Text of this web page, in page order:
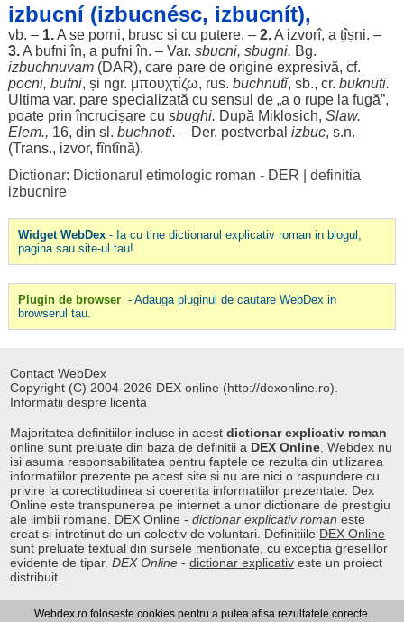
izbucní (izbucnésc, izbucnít),
vb. – 1.A se porni, bruscși cu putere. – 2.A izvorî, a țîșni. –
3.A bufni în, a pufni în. – Var. sbucni, sbugni. Bg.
izbuchnuvam(DAR), care pare de origine expresivă, cf.
pocni, bufni, și ngr. μπουχτίζω, rus. buchnutĭ, sb., cr. buknuti.
Ultima var. pare specializată cu sensul de „a o rupela fugă”,
poateprinîncrucișarecu sbughi. După Miklosich, Slaw.
Elem., 16, din sl. buchnoti. – Der. postverbal izbuc, s.n.
(Trans., izvor, fîntînă).
Dictionar: Dictionarul etimologic roman - DER
definitia
izbucnire
Widget WebDex- Ia cu tine dictionarul explicativ roman in blogul,
pagina sau site-ul tau!
Plugin de browser - Adauga pluginul de cautare WebDex in
browserul tau.
Contact WebDex
Copyright (C) 2004-2026 DEX online (http://dexonline.ro).
Informatii despre licenta
Majoritatea definitiilor incluse in acestdictionar explicativ roman
online sunt preluate din baza de definitii a DEX Online . Webdex nu
isi asuma responsabilitatea pentru faptele ce rezulta din utilizarea
informatiilor prezente pe acest site si nu are nici o raspundere cu
privire la corectitudinea si coerenta informatiilor prezentate. Dex
Online este transpunerea pe internet a unor dictionare de prestigiu
ale limbii romane. DEX Online -dictionar explicativ roman este
creat si intretinut de un colectiv de voluntari. Definitiile DEX Online
sunt preluate textual din sursele mentionate, cu exceptia greselilor
evidente de tipar.DEX Online -dictionar explicativ este un proiect
distribuit.
Webdex.ro foloseste cookies pentru a putea afisa rezultatele corecte.